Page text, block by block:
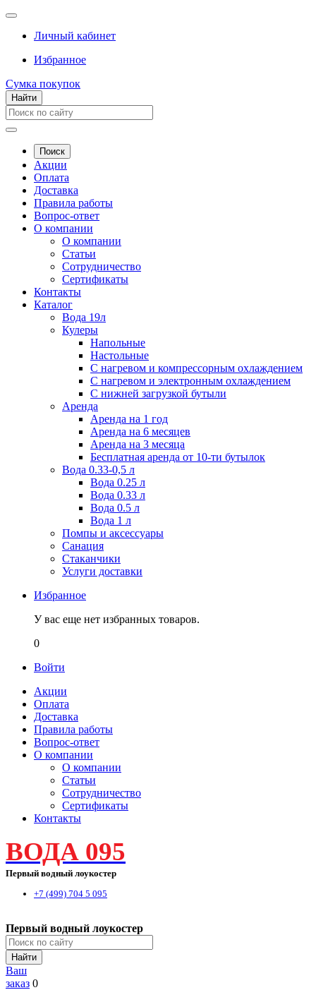
Личный кабинет
Избранное
Сумка покупок
Найти
Поиск
Акции
Оплата
Доставка
Правила работы
Вопрос-ответ
О компании
О компании
Статьи
Сотрудничество
Сертификаты
Контакты
Каталог
Вода 19л
Кулеры
Напольные
Настольные
С нагревом и компрессорным охлаждением
С нагревом и электронным охлаждением
С нижней загрузкой бутыли
Аренда
Аренда на 1 год
Аренда на 6 месяцев
Аренда на 3 месяца
Бесплатная аренда от 10-ти бутылок
Вода 0.33-0,5 л
Вода 0.25 л
Вода 0.33 л
Вода 0.5 л
Вода 1 л
Помпы и аксессуары
Санация
Стаканчики
Услуги доставки
Избранное
У вас еще нет избранных товаров.
0
Войти
Акции
Оплата
Доставка
Правила работы
Вопрос-ответ
О компании
О компании
Статьи
Сотрудничество
Сертификаты
Контакты
ВОДА 095
Первый водный лоукостер
+7 (499) 704 5 095
Первый водный лоукостер
Найти
Ваш
заказ 0